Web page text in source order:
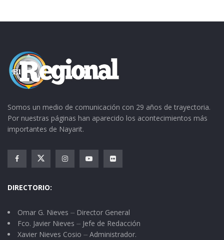
Somos un medio de comunicación con 29 años de trayectoria.
Por nuestras páginas han aparecido los acontecimientos más
importantes de Nayarit.
DIRECTORIO:
Omar G. Nieves ⏤ Director General
Fco. Javier Nieves ⏤ Jefe de Redacción
Xavier Nieves Cosio ⏤ Administrador.